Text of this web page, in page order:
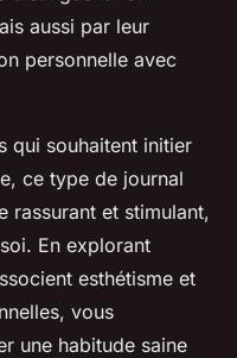
aussi par leur
personnelle avec
qui souhaitent initier
ce type de journal
rassurant et stimulant,
En explorant
esthétisme et
vous
une habitude saine